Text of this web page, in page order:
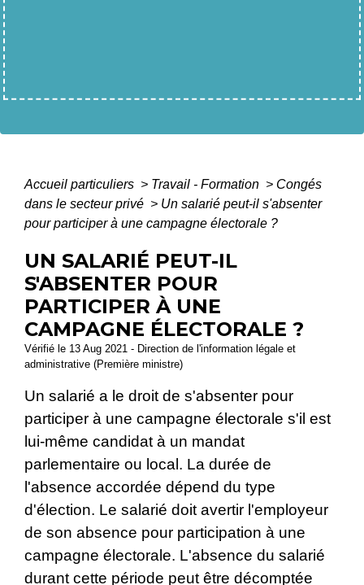
Accueil particuliers > Travail - Formation > Congés
dans le secteur privé > Un salarié peut-il s'absenter
pour participer à une campagne électorale ?
UN SALARIÉ PEUT-IL
S'ABSENTER POUR
PARTICIPER À UNE
CAMPAGNE ÉLECTORALE ?
Vérifié le 13 Aug 2021 - Direction de l'information légale et
administrative (Première ministre)
Un salarié a le droit de s'absenter pour
participer à une campagne électorale s'il est
lui-même candidat à un mandat
parlementaire ou local. La durée de
l'absence accordée dépend du type
d'élection. Le salarié doit avertir l'employeur
de son absence pour participation à une
campagne électorale. L'absence du salarié
durant cette période peut être décomptée